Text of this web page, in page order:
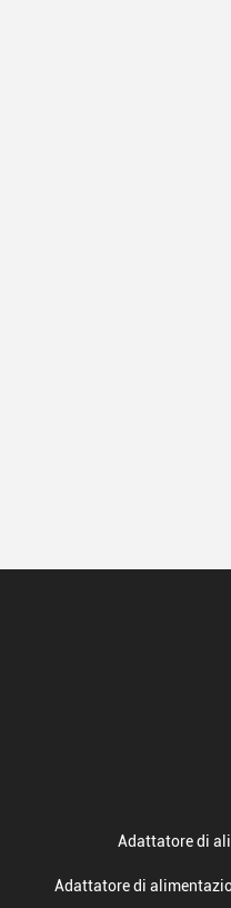
Adattatore di
Adattatore di